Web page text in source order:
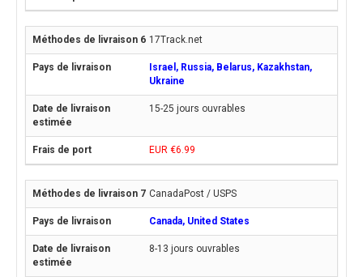
17Track.net
Israel, Russia, Belarus, Kazakhstan,
Ukraine
15-25 jours ouvrables
EUR €6.99
CanadaPost / USPS
Canada, United States
8-13 jours ouvrables